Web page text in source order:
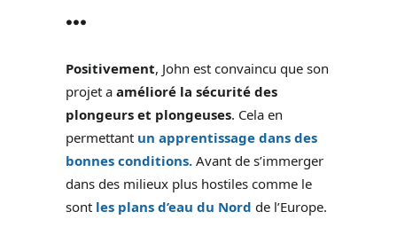
…
Positivement, John est convaincu que son
projet a amélioré la sécurité des
plongeurs et plongeuses. Cela en
permettant un apprentissage dans des
bonnes conditions. Avant de s’immerger
dans des milieux plus hostiles comme le
sont les plans d’eau du Nord de l’Europe.